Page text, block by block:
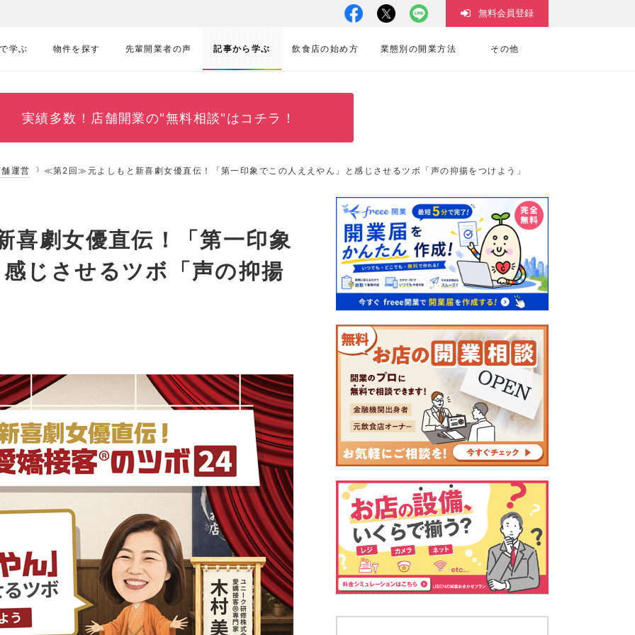
学ぶ 物件を探す 先輩開業者の声 記事から学ぶ 飲食店の始め方 業態別の開業方法 その他
無料会員登録
実績多数！ 店舗開業の"無料相談"はコチラ！
運営 ≪第2回≫元よしもと新喜劇女優直伝！「第一印象でこの人ええやん」と感じさせるツボ「声の抑揚をつけよう」
劇女優直伝！「第一印象
じさせるツボ「声の抑揚